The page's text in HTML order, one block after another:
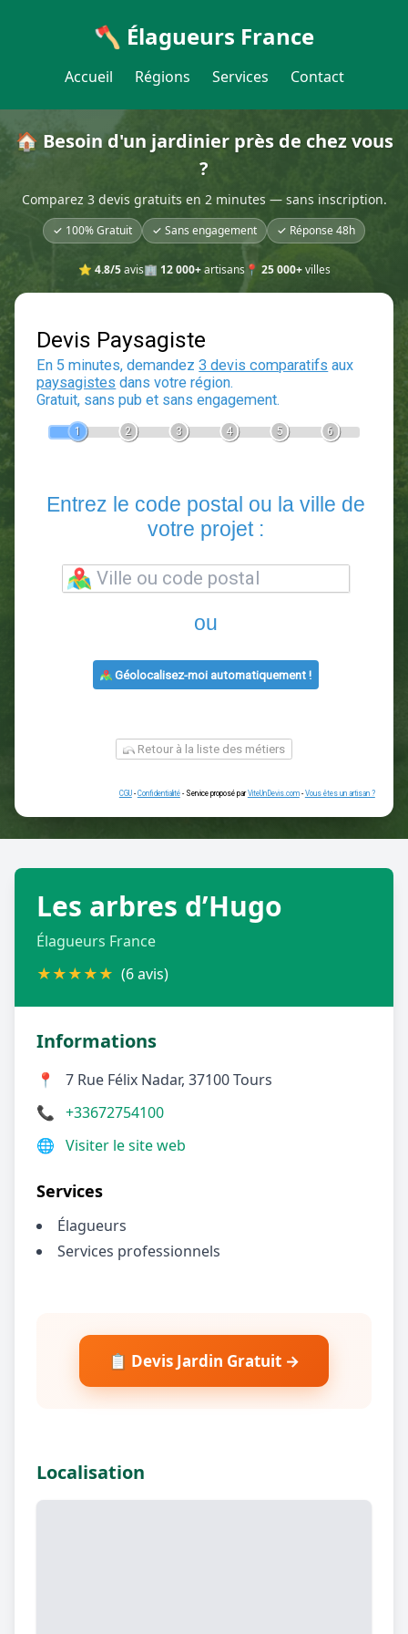
🪓 Élagueurs France
Accueil Régions Services Contact
🏠 Besoin d'un jardinier près de chez vous
?
Comparez 3 devis gratuits en 2 minutes — sans inscription.
✓ 100% Gratuit ✓ Sans engagement ✓ Réponse 48h
⭐ 4.8/5avis🏢 12 000+artisans📍 25 000+villes
Devis Paysagiste
En 5 minutes, demandez3 devis comparatifs
2 3
Entrez le code postal ou la
ou
Retour à la liste des métiers
CGU -
Les arbres d’Hugo
Élagueurs France
★★★★★ (6 avis)
Informations
📍
7 Rue Félix Nadar, 37100 Tours
📞 +33672754100
🌐 Visiter le site web
Services
Élagueurs
Services professionnels
📋 Devis Jardin Gratuit →
Localisation